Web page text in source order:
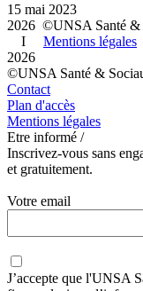
15 mai 2023
2026 ©UNSA
I Mentions légales
2026
©UNSA Santé &
Contact
Plan d'accès
Mentions légales
Etre informé /
Inscrivez-vous sans
et gratuitement.
Votre email
J’accepte que l'UNSA